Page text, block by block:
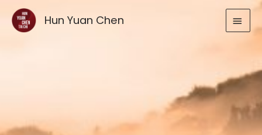
contenido
Hun Yuan Chen